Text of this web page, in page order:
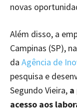
novas
Além disso, a
Campinas (SP),
da Agência de
pesquisa e
Segundo Vieira,
acesso aos